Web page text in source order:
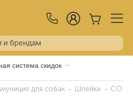
система скидок
для собак Шлейки